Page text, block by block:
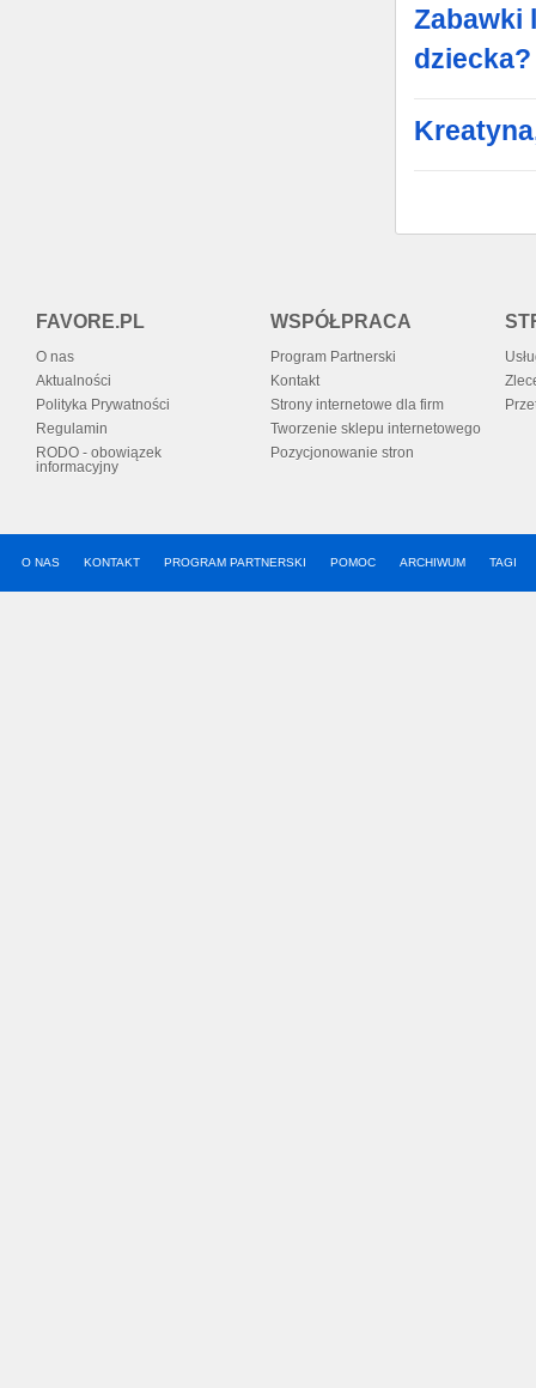
Zabawki
dziecka?
FAVORE.PL
O nas
Aktualności
Polityka Prywatności
Regulamin
RODO - obowiązek
informacyjny
WSPÓŁPRACA
Program Partnerski
Kontakt
Strony internetowe dla firm
Tworzenie sklepu internetowego
Pozycjonowanie stron
O NAS KONTAKT PROGRAM PARTNERSKI POMOC ARCHIWUM TAGI